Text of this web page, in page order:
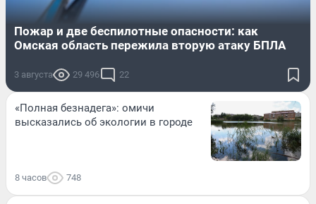
Пожар и две беспилотные опасности: как
Омская область пережила вторую атаку БПЛА
3 августа 29 496 22
«Полная безнадега»: омичи
высказались об экологии в городе
8 часов 748